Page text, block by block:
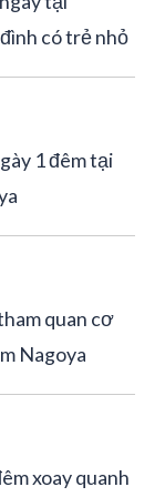
có trẻ nhỏ
1 đêm tại
quan cơ
Nagoya
xoay quanh